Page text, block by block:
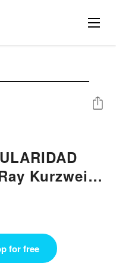
Kurzweil
MOBI
Share
for free